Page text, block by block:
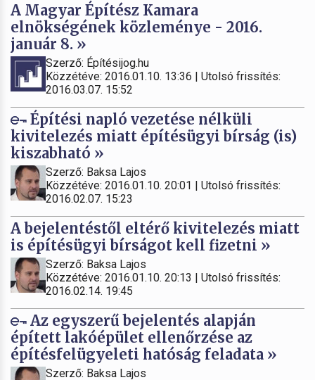
A Magyar Építész Kamara
elnökségének közleménye - 2016.
január 8. »
Szerző: Építésijog.hu
Közzétéve: 2016.01.10. 13:36 | Utolsó frissítés:
2016.03.07. 15:52
Építési napló vezetése nélküli
kivitelezés miatt építésügyi bírság (is)
kiszabható »
Szerző: Baksa Lajos
Közzétéve: 2016.01.10. 20:01 | Utolsó frissítés:
2016.02.07. 15:23
A bejelentéstől eltérő kivitelezés miatt
is építésügyi bírságot kell fizetni »
Szerző: Baksa Lajos
Közzétéve: 2016.01.10. 20:13 | Utolsó frissítés:
2016.02.14. 19:45
Az egyszerű bejelentés alapján
épített lakóépület ellenőrzése az
építésfelügyeleti hatóság feladata »
Szerző: Baksa Lajos